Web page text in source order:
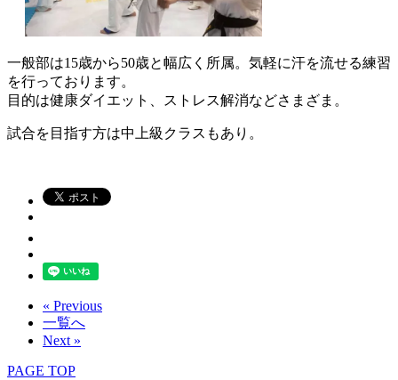
一般部は15歳から50歳と幅広く所属。気軽に汗を流せる練習
を行っております。
目的は健康ダイエット、ストレス解消などさまざま。
試合を目指す方は中上級クラスもあり。
« Previous
一覧へ
Next »
PAGE TOP